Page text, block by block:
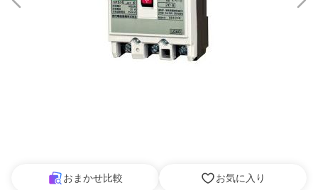
おまかせ比較 お気に入り